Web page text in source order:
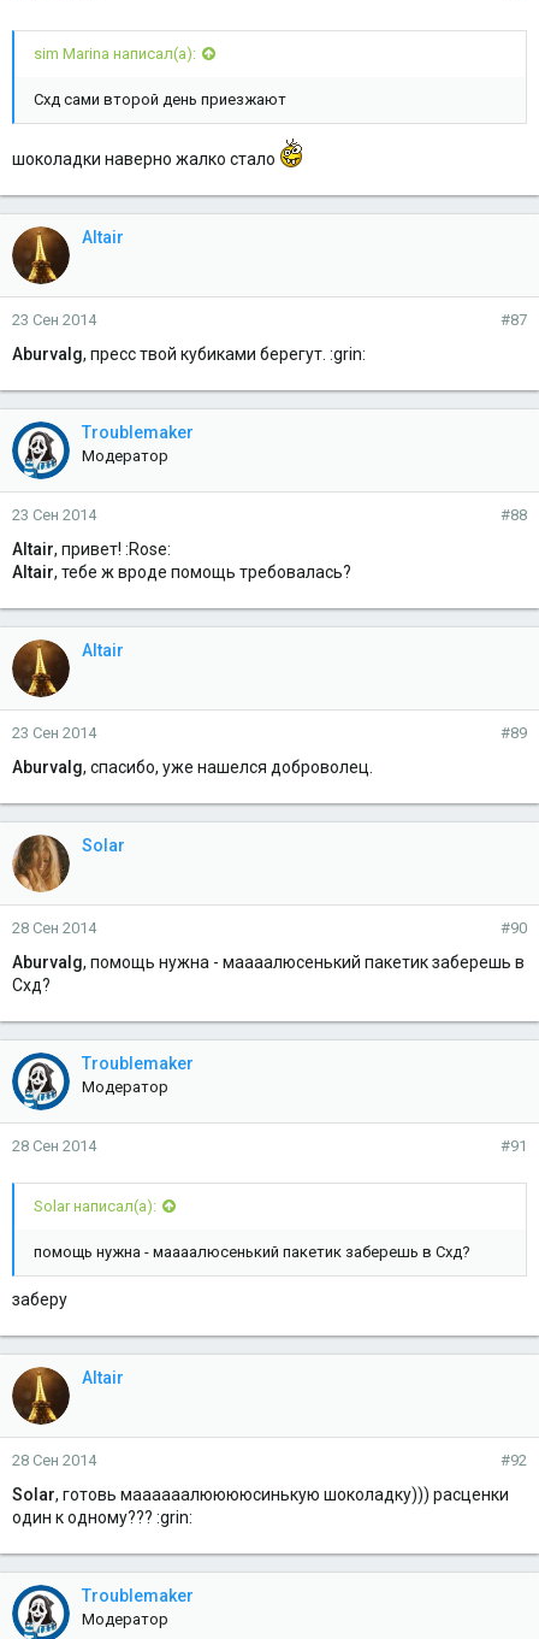
sim Marina написал(а):
Схд сами второй день приезжают
шоколадки наверно жалко стало
Altair
23 Сен 2014 #87
Aburvalg, пресс твой кубиками берегут. :grin:
Troublemaker
Модератор
23 Сен 2014 #88
Altair, привет! :Rose:
Altair, тебе ж вроде помощь требовалась?
Altair
23 Сен 2014 #89
Aburvalg, спасибо, уже нашелся доброволец.
Solar
28 Сен 2014 #90
Aburvalg, помощь нужна - маааалюсенький пакетик заберешь в
Схд?
Troublemaker
Модератор
28 Сен 2014 #91
Solar написал(а):
помощь нужна - маааалюсенький пакетик заберешь в Схд?
заберу
Altair
28 Сен 2014 #92
Solar, готовь маааааалююююсинькую шоколадку))) расценки
один к одному??? :grin:
Troublemaker
Модератор